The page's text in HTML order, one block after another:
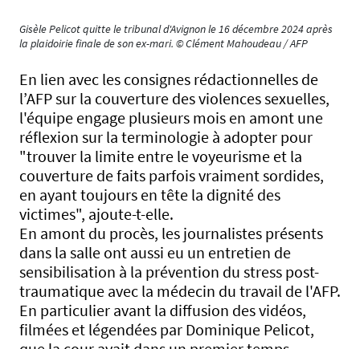
Gisèle Pelicot quitte le tribunal d'Avignon le 16 décembre 2024 après
la plaidoirie finale de son ex-mari. © Clément Mahoudeau / AFP
En lien avec les consignes rédactionnelles de
l’AFP sur la couverture des violences sexuelles,
l'équipe engage plusieurs mois en amont une
réflexion sur la terminologie à adopter pour
"trouver la limite entre le voyeurisme et la
couverture de faits parfois vraiment sordides,
en ayant toujours en tête la dignité des
victimes", ajoute-t-elle.
En amont du procès, les journalistes présents
dans la salle ont aussi eu un entretien de
sensibilisation à la prévention du stress post-
traumatique avec la médecin du travail de l'AFP.
En particulier avant la diffusion des vidéos,
filmées et légendées par Dominique Pelicot,